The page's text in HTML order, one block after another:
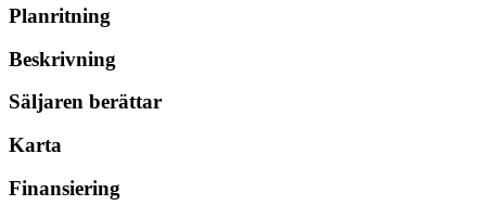
Planritning
Beskrivning
Säljaren berättar
Karta
Finansiering